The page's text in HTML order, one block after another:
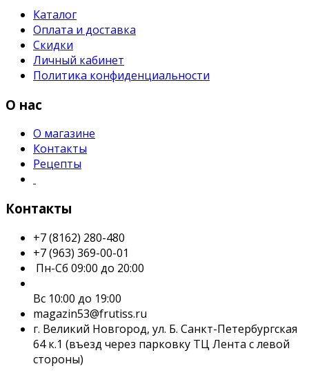
Каталог
Оплата и доставка
Скидки
Личный кабинет
Политика конфиденциальности
О нас
О магазине
Контакты
Рецепты
Контакты
+7 (8162) 280-480
+7 (963) 369-00-01
Пн-Сб 09:00 до 20:00
Вс 10:00 до 19:00
magazin53@frutiss.ru
г. Великий Новгород, ул. Б. Санкт-Петербургская
64 к.1 (въезд через парковку ТЦ Лента с левой
стороны)